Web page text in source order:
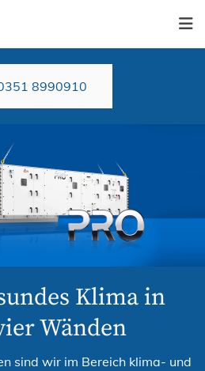
8990910
Klima in
Wänden
sind wir im Bereich klima- und